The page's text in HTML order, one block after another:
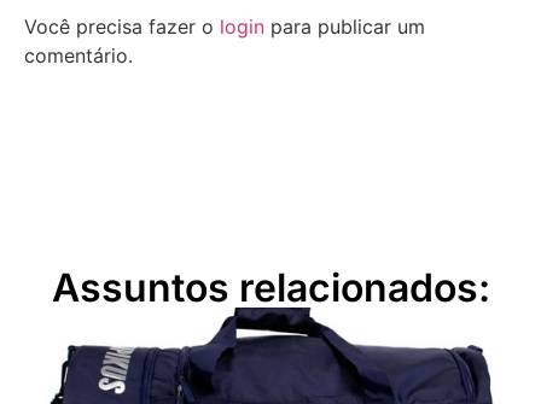
Você precisa fazer o login para publicar um
comentário.
Assuntos relacionados: